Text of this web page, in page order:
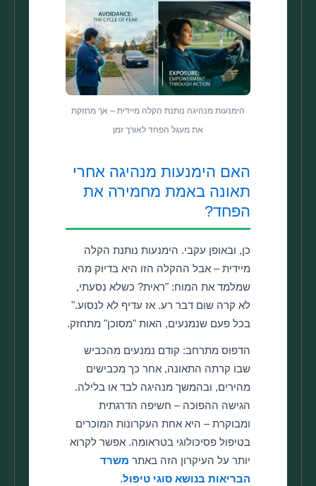
הימנעות מנהיגה נותנת הקלה מיידית – אך מחזקת
את מעגל הפחד לאורך זמן
האם הימנעות מנהיגה אחרי
תאונה באמת מחמירה את
הפחד?
כן, ובאופן עקבי. הימנעות נותנת הקלה
מיידית – אבל ההקלה הזו היא בדיוק מה
שמלמד את המוח: "ראית? כשלא נסעתי,
לא קרה שום דבר רע. אז עדיף לא לנסוע."
בכל פעם שנמנעים, האות "מסוכן" מתחזק.
הדפוס מתרחב: קודם נמנעים מהכביש
שבו קרתה התאונה, אחר כך מכבישים
מהירים, ובהמשך מנהיגה לבד או בלילה.
הגישה ההפוכה – חשיפה הדרגתית
ומבוקרת – היא אחת העקרונות המוכרים
בטיפול פסיכולוגי בטראומה. אפשר לקרוא
יותר על העיקרון הזה באתרמשרד
הבריאות בנושא סוגי טיפול.